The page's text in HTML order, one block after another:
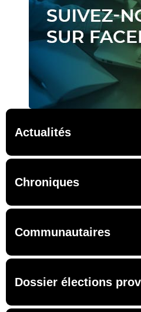
Actualités
Chroniques
Communautaires
Dossier élections